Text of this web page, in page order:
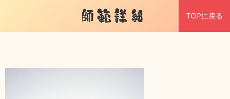
師範詳細 TOPに戻る